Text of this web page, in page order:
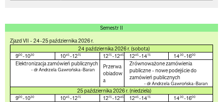
Semestr II
Zjazd VII - 24-25 października 2026 r.
24 października 2026 r. (sobota)
900-1030 1045-1215 1215-1245 1245-1415 1430-1600
Elektronizacja zamówień publicznych
- dr Andrzela Gawrońska-Baran
Przerwa
obiadow
a
Zrównoważone zamówienia
publiczne - nowe podejście do
zamówień publicznych
- dr Andrzela Gawrońska-Baran
25 października 2026 r. (niedziela)
900-1030 1045-1215 1215-1245 1245-1415 1430-1600